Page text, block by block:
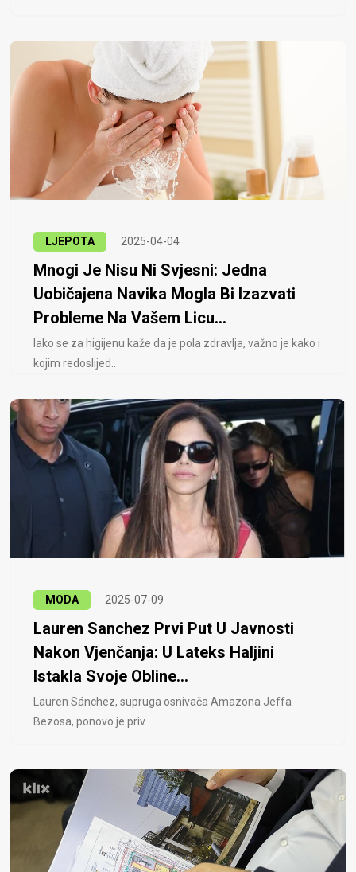
LJEPOTA 2025-04-04
Mnogi Je Nisu Ni Svjesni: Jedna
Uobičajena Navika Mogla Bi Izazvati
Probleme Na Vašem Licu...
Iako se za higijenu kaže da je pola zdravlja, važno je kako i
kojim redoslijed..
MODA 2025-07-09
Lauren Sanchez Prvi Put U Javnosti
Nakon Vjenčanja: U Lateks Haljini
Istakla Svoje Obline...
Lauren Sánchez, supruga osnivača Amazona Jeffa
Bezosa, ponovo je priv..